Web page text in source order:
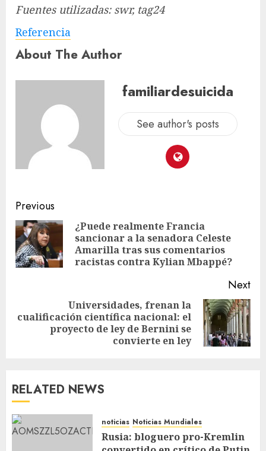
Fuentes utilizadas: swr, tag24
Referencia
About The Author
familiardesuicida
See author's posts
Previous
¿Puede realmente Francia
sancionar a la senadora Celeste
Amarilla tras sus comentarios
racistas contra Kylian Mbappé?
Next
Universidades, frenan la
cualificación científica nacional: el
proyecto de ley de Bernini se
convierte en ley
RELATED NEWS
noticias Noticias Mundiales
Rusia: bloguero pro-Kremlin